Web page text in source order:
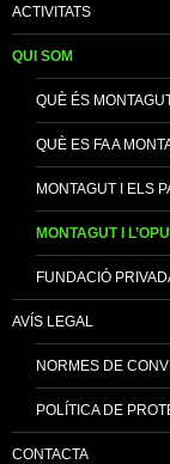
ACTIVITATS
QUI SOM
QUÈ ÉS
QUÈ ES FA A
MONTAGUT I ELS
MONTAGUT I
FUNDACIÓ
AVÍS LEGAL
NORMES DE
POLÍTICA DE
CONTACTA